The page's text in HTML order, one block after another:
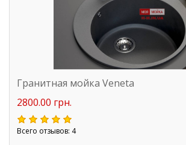
Гранитная мойка Veneta
2800.00 грн.
Всего отзывов: 4